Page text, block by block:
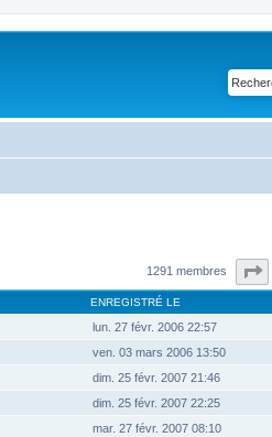
1291 membres
ENREGISTRÉ LE
lun. 27 févr. 2006 22:57
ven. 03 mars 2006 13:50
dim. 25 févr. 2007 21:46
dim. 25 févr. 2007 22:25
mar. 27 févr. 2007 08:10